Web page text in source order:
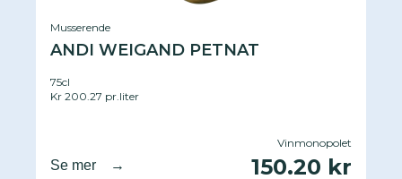
Musserende
ANDI WEIGAND PETNAT
75cl
Kr 200.27 pr.liter
Se mer →
Vinmonopolet
150.20 kr